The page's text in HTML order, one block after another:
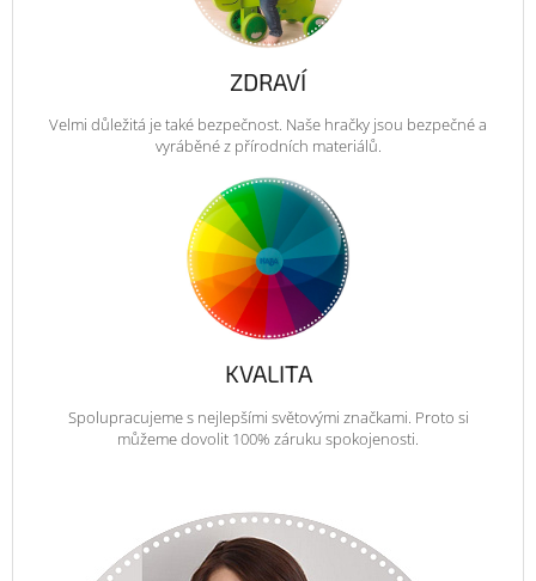
ZDRAVÍ
Velmi důležitá je také bezpečnost. Naše hračky jsou bezpečné a
vyráběné z přírodních materiálů.
KVALITA
Spolupracujeme s nejlepšími světovými značkami. Proto si
můžeme dovolit 100% záruku spokojenosti.